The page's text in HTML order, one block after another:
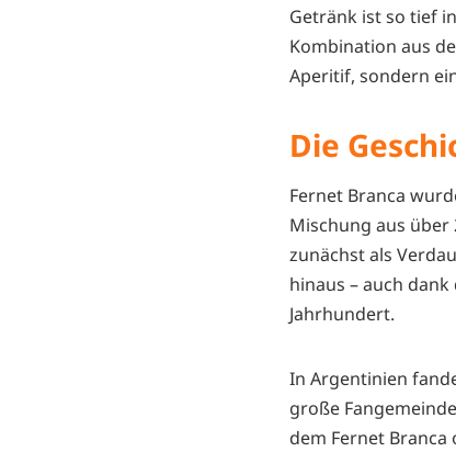
Getränk ist so tief
Kombination aus
Aperitif, sondern
Die
Fernet Branca
Mischung aus über
zunächst als
hinaus – auch
Jahrhundert.
In Argentinien
große
dem Fernet